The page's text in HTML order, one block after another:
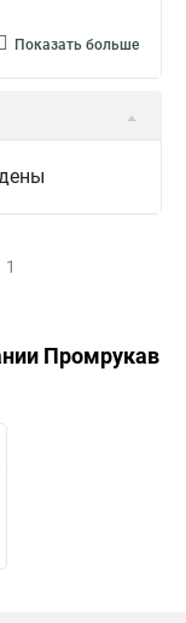
Показать больше
1
Промрукав